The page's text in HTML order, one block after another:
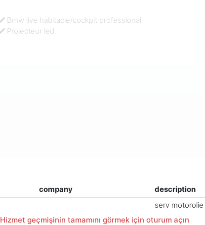
Bmw live habitacle/cockpit professional
Projecteur led
company description
serv motorolie
Hizmet geçmişinin tamamını görmek için oturum açın